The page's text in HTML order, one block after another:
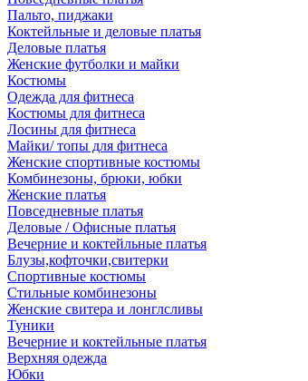
Пальто, пиджаки
Коктейльные и деловые платья
Деловые платья
Женские футболки и майки
Костюмы
Одежда для фитнеса
Костюмы для фитнеса
Лосины для фитнеса
Майки/ топы для фитнеса
Женские спортивные костюмы
Комбинезоны, брюки, юбки
Женские платья
Повседневные платья
Деловые / Офисные платья
Вечерние и коктейльные платья
Блузы,кофточки,свитерки
Спортивные костюмы
Стильные комбинезоны
Женские свитера и лонглсливы
Туники
Вечерние и коктейльные платья
Верхняя одежда
Юбки